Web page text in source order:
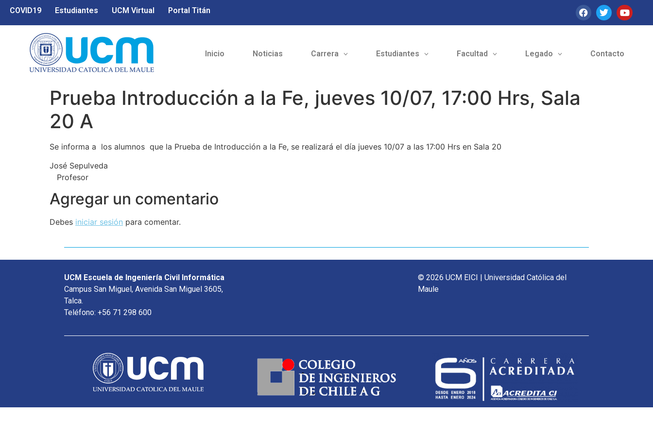
COVID19 Estudiantes UCM Virtual Portal Titán
Inicio Noticias Carrera Estudiantes Facultad Legado Contacto
Prueba Introducción a la Fe, jueves 10/07, 17:00 Hrs, Sala
20 A
Se informa a los alumnos que la Prueba de Introducción a la Fe, se realizará el día jueves 10/07 a las 17:00 Hrs en Sala 20
José Sepulveda
Profesor
Agregar un comentario
Debes iniciar sesión para comentar.
UCM Escuela de Ingeniería Civil Informática
Campus San Miguel, Avenida San Miguel 3605,
Talca.
Teléfono: +56 71 298 600
© 2026 UCM EICI | Universidad Católica del
Maule